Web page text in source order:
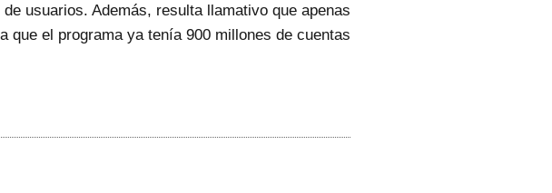
usuarios. Además, resulta llamativo que apenas
que el programa ya tenía 900 millones de cuentas